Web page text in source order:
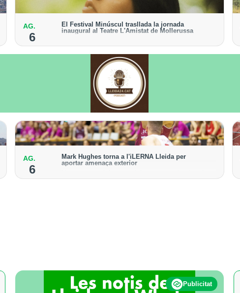
AG.
6
El Festival Minúscul trasllada la jornada
inaugural al Teatre L'Amistat de Mollerussa
cinquena edició del cicle
AG.
6
Mark Hughes torna a l'iLERNA Lleida per
aportar amenaça exterior
temporada 2021-2022
Publicitat